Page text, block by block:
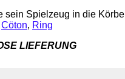
sein Spielzeug in die Körbe
Cöton, Ring
LIEFERUNG